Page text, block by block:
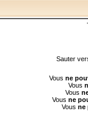
Sauter
Vous ne
Vous
Vous
Vous ne
Vous ne